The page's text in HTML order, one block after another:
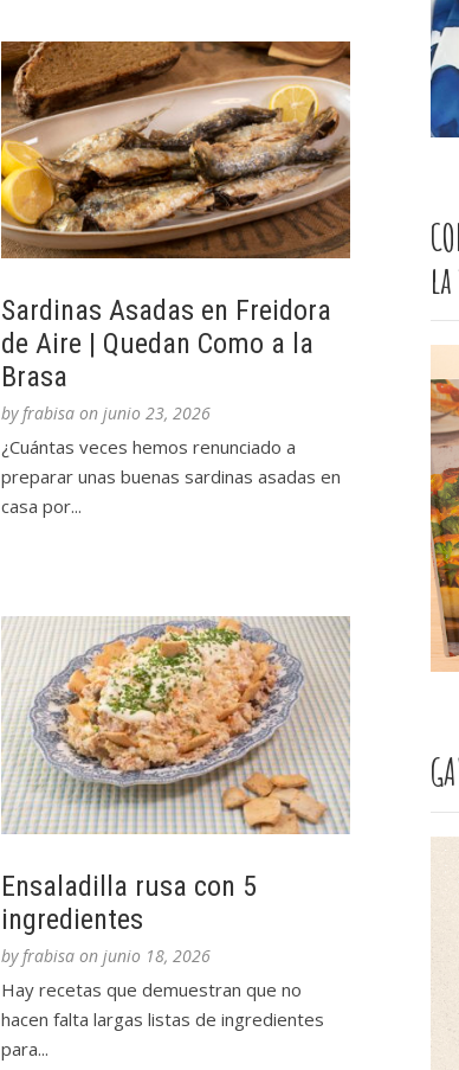
Sardinas Asadas en Freidora
de Aire | Quedan Como a la
Brasa
byfrabisa on junio 23, 2026
¿Cuántas veces hemos renunciado a
preparar unas buenas sardinas asadas en
casa por...
Ensaladilla rusa con 5
ingredientes
byfrabisa on junio 18, 2026
Hay recetas que demuestran que no
hacen falta largas listas de ingredientes
para...